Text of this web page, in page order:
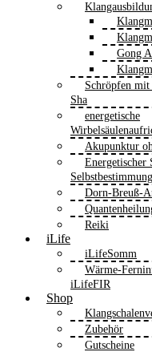
Gong
Schröpfen
Sha
energetische
Akupunktur
Energetischer
Selbstbestimmung
Dorn-Breuß-
Reiki
iLife
iLifeSomm
Wärme-
iLifeFIR
Shop
Zubehör
Gutscheine